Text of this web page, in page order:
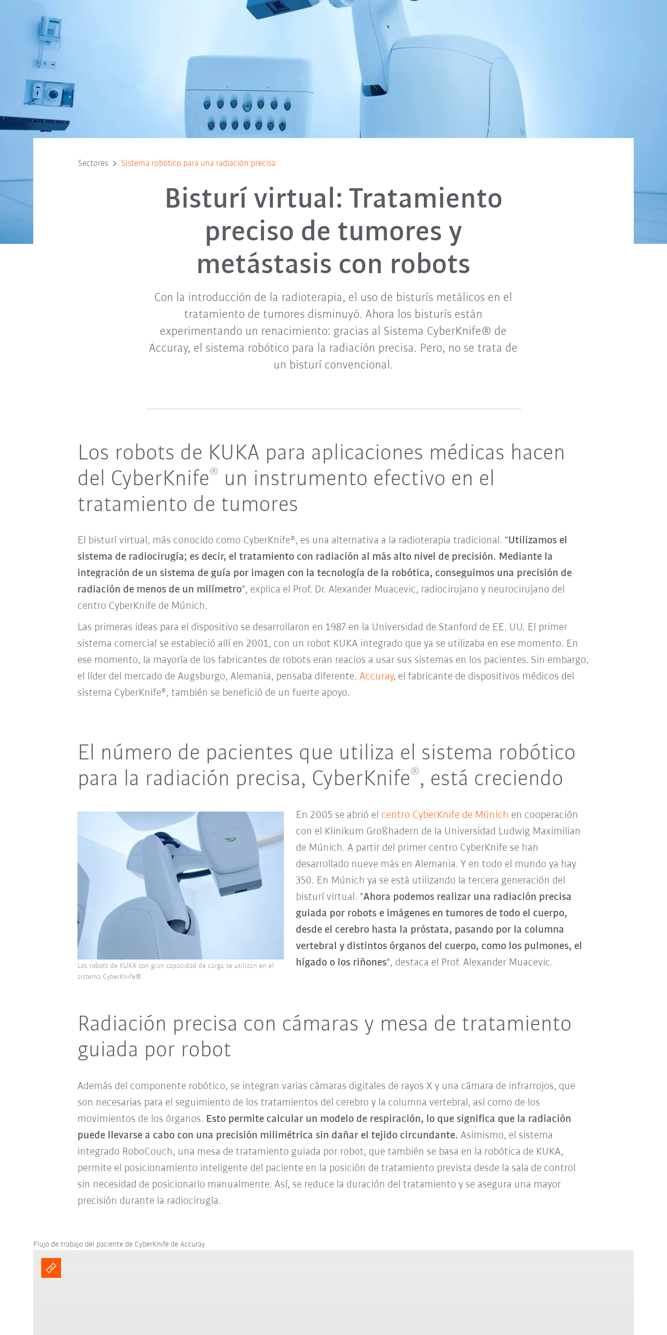
Sectores Sistema robótico para una radiación precisa
Bisturí virtual: Tratamiento
preciso de tumores y
metástasis con robots
Con la introducción de la radioterapia, el uso de bisturís metálicos en el
tratamiento de tumores disminuyó. Ahora los bisturís están
experimentando un renacimiento: gracias al Sistema CyberKnife® de
Accuray, el sistema robótico para la radiación precisa. Pero, no se trata de
un bisturí convencional.
Los robots de KUKA para aplicaciones médicas hacen
del CyberKnife®
un instrumento efectivo en el
tratamiento de tumores
El bisturí virtual, más conocido como CyberKnife®, es una alternativa a la radioterapia tradicional. "Utilizamos el
sistema de radiocirugía; es decir, el tratamiento con radiación al más alto nivel de precisión. Mediante la
integración de un sistema de guía por imagen con la tecnología de la robótica, conseguimos una precisión de
radiación de menos de un milímetro", explica el Prof. Dr. Alexander Muacevic, radiocirujano y neurocirujano del
centro CyberKnife de Múnich.
Las primeras ideas para el dispositivo se desarrollaron en 1987 en la Universidad de Stanford de EE. UU. El primer
sistema comercial se estableció allí en 2001, con un robot KUKA integrado que ya se utilizaba en ese momento. En
ese momento, la mayoría de los fabricantes de robots eran reacios a usar sus sistemas en los pacientes. Sin embargo,
el líder del mercado de Augsburgo, Alemania, pensaba diferente. Accuray, el fabricante de dispositivos médicos del
sistema CyberKnife®, también se benefició de un fuerte apoyo.
El número de pacientes que utiliza el sistema robótico
para la radiación precisa, CyberKnife®, está creciendo
En 2005 se abrió el centro CyberKnife de Múnich en cooperación
con el Klinikum Großhadern de la Universidad Ludwig Maximilian
de Múnich. A partir del primer centro CyberKnife se han
desarrollado nueve más en Alemania. Y en todo el mundo ya hay
350. En Múnich ya se está utilizando la tercera generación del
bisturí virtual. "Ahora podemos realizar una radiación precisa
guiada por robots e imágenes en tumores de todo el cuerpo,
desde el cerebro hasta la próstata, pasando por la columna
vertebral y distintos órganos del cuerpo, como los pulmones, el
hígado o los riñones", destaca el Prof. Alexander Muacevic.
Los robots de KUKA con gran capacidad de carga se utilizan en el
sistema CyberKnife®.
Radiación precisa con cámaras y mesa de tratamiento
guiada por robot
Además del componente robótico, se integran varias cámaras digitales de rayos X y una cámara de infrarrojos, que
son necesarias para el seguimiento de los tratamientos del cerebro y la columna vertebral, así como de los
movimientos de los órganos. Esto permite calcular un modelo de respiración, lo que significa que la radiación
puede llevarse a cabo con una precisión milimétrica sin dañar el tejido circundante. Asimismo, el sistema
integrado RoboCouch, una mesa de tratamiento guiada por robot, que también se basa en la robótica de KUKA,
permite el posicionamiento inteligente del paciente en la posición de tratamiento prevista desde la sala de control
sin necesidad de posicionarlo manualmente. Así, se reduce la duración del tratamiento y se asegura una mayor
precisión durante la radiocirugía.
Flujo de trabajo del paciente de CyberKnife de Accuray